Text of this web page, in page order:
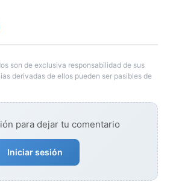
son de exclusiva responsabilidad de sus
derivadas de ellos pueden ser pasibles de
para dejar tu comentario
Iniciar sesión